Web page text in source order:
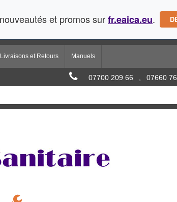
et promos surfr.eaica.eu.
Livraisons et Retours Manuels
07700 209 66 07660